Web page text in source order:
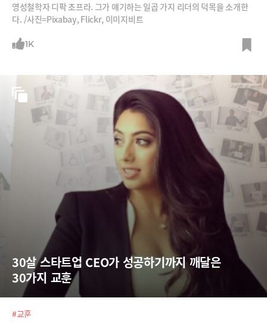
영성철학자 디팍 초프라. 그가 얘기하는 일곱 가지 리더의 덕목을 소개한
다. /사진=Pixabay, Flickr, 이미지비트
1K
30살 스타트업 CEO가 성공하기까지 깨달은
30가지 교훈
#교훈